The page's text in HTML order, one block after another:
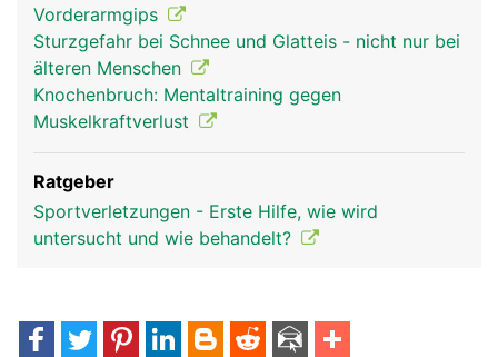
Vorderarmgips
Sturzgefahr bei Schnee und Glatteis - nicht nur bei
älteren Menschen
Knochenbruch: Mentaltraining gegen
Muskelkraftverlust
Ratgeber
Sportverletzungen - Erste Hilfe, wie wird
untersucht und wie behandelt?